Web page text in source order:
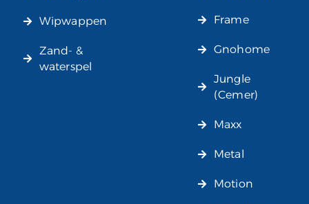
Wipwappen
Zand- &
waterspel
Frame
Gnohome
Jungle
(Cemer)
Maxx
Metal
Motion